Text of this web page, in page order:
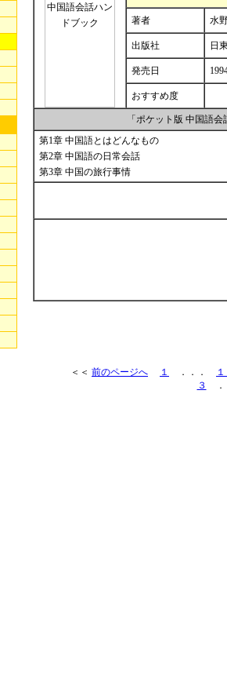
著者 水
出版社 日
発売日
おすすめ度
「ポケット版 中国語
第1章 中国語とはどんなもの
第2章 中国語の日常会話
第3章 中国の旅行事情
＜＜ 前のページへ １ ．．．
３